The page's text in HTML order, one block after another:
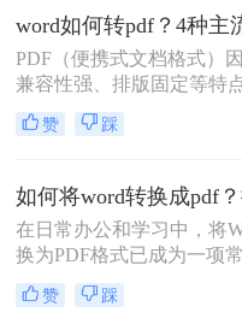
场朋友问到一个问题：
么转换才能既高效又可靠
处理重要报告、合同或技
大家总担心格式错乱、操
据泄露。今天，小编就结
验，分享几种常用方法（排
PDF（便携式文档格式）
兼容性强、排版固定等特
档分享和打印的首选格式
如何转pdf呢？本文将详细
转换任务。
赞 踩
在日常办公和学习中，将
换为PDF格式已成为一项
务。PDF格式具有跨平台
式稳定性和安全性等优点
赞 踩